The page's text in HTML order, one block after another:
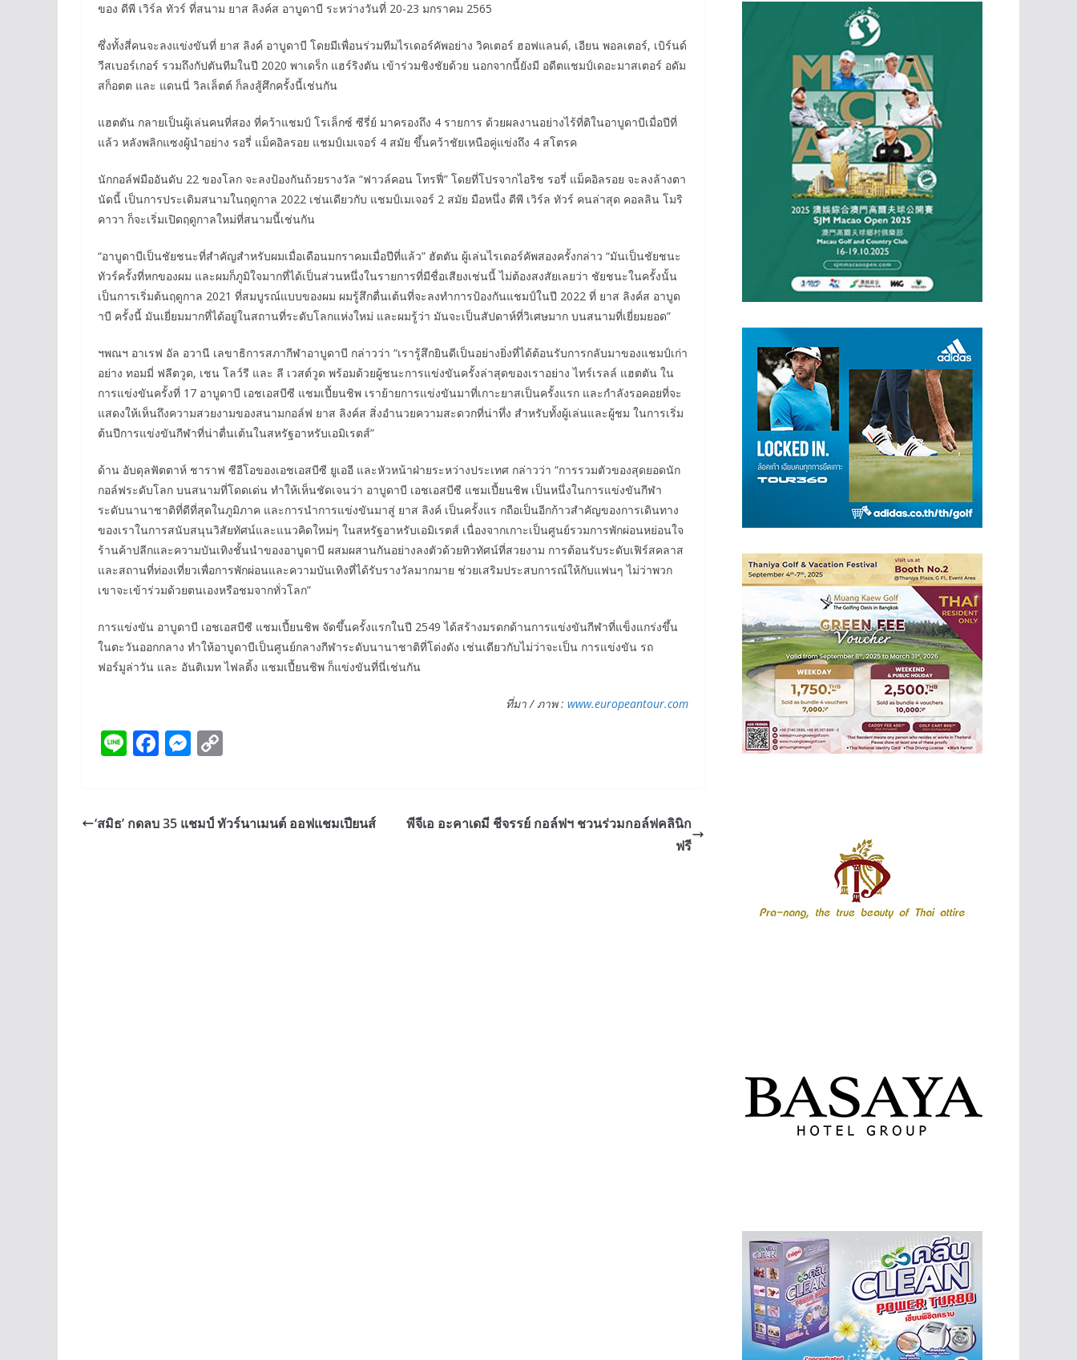
ของ ดีพี เวิร์ล ทัวร์ ที่สนาม ยาส ลิงค์ส อาบูดาบี ระหว่างวันที่ 20-23 มกราคม 2565
ซึ่งทั้งสี่คนจะลงแข่งขันที่ ยาส ลิงค์ อาบูดาบี โดยมีเพื่อนร่วมทีมไรเดอร์คัพอย่าง วิคเตอร์ ฮอฟแลนด์, เอียน พอลเตอร์, เบิร์นด์
วีสเบอร์เกอร์ รวมถึงกัปตันทีมในปี 2020 พาเดร็ก แฮร์ริงตัน เข้าร่วมชิงชัยด้วย นอกจากนี้ยังมี อดีตแชมป์เดอะมาสเตอร์ อดัม
สก็อตต และ แดนนี่ วิลเล็ตต์ ก็ลงสู้ศึกครั้งนี้เช่นกัน
แฮตตัน กลายเป็นผู้เล่นคนที่สอง ที่คว้าแชมป์ โรเล็กซ์ ซีรี่ย์ มาครองถึง 4 รายการ ด้วยผลงานอย่างไร้ที่ติในอาบูดาบีเมื่อปีที่
แล้ว หลังพลิกแซงผู้นำอย่าง รอรี่ แม็คอิลรอย แชมป์เมเจอร์ 4 สมัย ขึ้นคว้าชัยเหนือคู่แข่งถึง 4 สโตรค
นักกอล์ฟมืออันดับ 22 ของโลก จะลงป้องกันถ้วยรางวัล “ฟาวล์คอน โทรฟี่” โดยที่โปรจากไอริช รอรี่ แม็คอิลรอย จะลงล้างตา
นัดนี้ เป็นการประเดิมสนามในฤดูกาล 2022 เช่นเดียวกับ แชมป์เมเจอร์ 2 สมัย มือหนึ่ง ดีพี เวิร์ล ทัวร์ คนล่าสุด คอลลิน โมริ
คาวา ก็จะเริ่มเปิดฤดูกาลใหม่ที่สนามนี้เช่นกัน
“อาบูดาบีเป็นชัยชนะที่สำคัญสำหรับผมเมื่อเดือนมกราคมเมื่อปีที่แล้ว” ฮัตตัน ผู้เล่นไรเดอร์คัพสองครั้งกล่าว “มันเป็นชัยชนะ
ทัวร์ครั้งที่หกของผม และผมก็ภูมิใจมากที่ได้เป็นส่วนหนึ่งในรายการที่มีชื่อเสียงเช่นนี้ ไม่ต้องสงสัยเลยว่า ชัยชนะในครั้งนั้น
เป็นการเริ่มต้นฤดูกาล 2021 ที่สมบูรณ์แบบของผม ผมรู้สึกตื่นเต้นที่จะลงทำการป้องกันแชมป์ในปี 2022 ที่ ยาส ลิงค์ส อาบูด
าบี ครั้งนี้ มันเยี่ยมมากที่ได้อยู่ในสถานที่ระดับโลกแห่งใหม่ และผมรู้ว่า มันจะเป็นสัปดาห์ที่วิเศษมาก บนสนามที่เยี่ยมยอด”
ฯพณฯ อาเรฟ อัล อวานี เลขาธิการสภากีฬาอาบูดาบี กล่าวว่า “เรารู้สึกยินดีเป็นอย่างยิ่งที่ได้ต้อนรับการกลับมาของแชมป์เก่า
อย่าง ทอมมี่ ฟลีตวูด, เชน โลว์รี และ ลี เวสต์วูด พร้อมด้วยผู้ชนะการแข่งขันครั้งล่าสุดของเราอย่าง ไทร์เรลล์ แฮตตัน ใน
การแข่งขันครั้งที่ 17 อาบูดาบี เอชเอสบีซี แชมเปี้ยนชิพ เราย้ายการแข่งขันมาที่เกาะยาสเป็นครั้งแรก และกำลังรอคอยที่จะ
แสดงให้เห็นถึงความสวยงามของสนามกอล์ฟ ยาส ลิงค์ส สิ่งอำนวยความสะดวกที่น่าทึ่ง สำหรับทั้งผู้เล่นและผู้ชม ในการเริ่ม
ต้นปีการแข่งขันกีฬาที่น่าตื่นเต้นในสหรัฐอาหรับเอมิเรตส์”
ด้าน อับดุลฟัตตาห์ ชาราฟ ซีอีโอของเอชเอสบีซี ยูเออี และหัวหน้าฝ่ายระหว่างประเทศ กล่าวว่า “การรวมตัวของสุดยอดนัก
กอล์ฟระดับโลก บนสนามที่โดดเด่น ทำให้เห็นชัดเจนว่า อาบูดาบี เอชเอสบีซี แชมเปี้ยนชิพ เป็นหนึ่งในการแข่งขันกีฬา
ระดับนานาชาติที่ดีที่สุดในภูมิภาค และการนำการแข่งขันมาสู่ ยาส ลิงค์ เป็นครั้งแร กถือเป็นอีกก้าวสำคัญของการเดินทาง
ของเราในการสนับสนุนวิสัยทัศน์และแนวคิดใหม่ๆ ในสหรัฐอาหรับเอมิเรตส์ เนื่องจากเกาะเป็นศูนย์รวมการพักผ่อนหย่อนใจ
ร้านค้าปลีกและความบันเทิงชั้นนำของอาบูดาบี ผสมผสานกันอย่างลงตัวด้วยทิวทัศน์ที่สวยงาม การต้อนรับระดับเฟิร์สคลาส
และสถานที่ท่องเที่ยวเพื่อการพักผ่อนและความบันเทิงที่ได้รับรางวัลมากมาย ช่วยเสริมประสบการณ์ให้กับแฟนๆ ไม่ว่าพวก
เขาจะเข้าร่วมด้วยตนเองหรือชมจากทั่วโลก”
การแข่งขัน อาบูดาบี เอชเอสบีซี แชมเปี้ยนชิพ จัดขึ้นครั้งแรกในปี 2549 ได้สร้างมรดกด้านการแข่งขันกีฬาที่แข็งแกร่งขึ้น
ในตะวันออกกลาง ทำให้อาบูดาบีเป็นศูนย์กลางกีฬาระดับนานาชาติที่โด่งดัง เช่นเดียวกับไม่ว่าจะเป็น การแข่งขัน รถ
ฟอร์มูล่าวัน และ อันติเมท ไฟลติ้ง แชมเปี้ยนชิพ ก็แข่งขันที่นี่เช่นกัน
ที่มา / ภาพ : www.europeantour.com
Li F
b
M
e y
‘สมิธ’ กดลบ 35 แชมป์ ทัวร์นาเมนต์ ออฟแชมเปียนส์
พีจีเอ อะคาเดมี ชีจรรย์ กอล์ฟฯ ชวนร่วมกอล์ฟคลินิก
ฟรี